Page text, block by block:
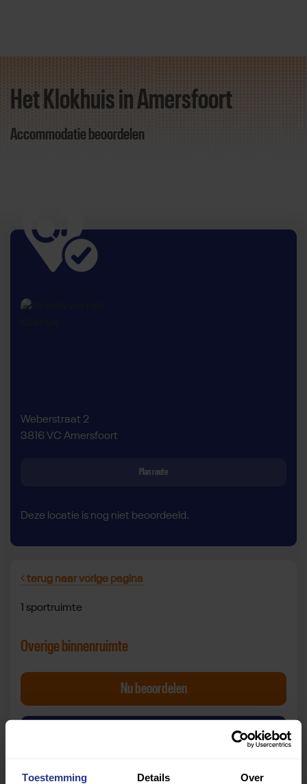
Toestemming Details Over
Direct door naar content
Het Klokhuis in Amersfoort
Accommodatie beoordelen
Weberstraat 2
3816 VC Amersfoort
Plan route
Deze locatie is nog niet beoordeeld.
terug naar vorige pagina
1 sportruimte
Overige binnenruimte
Nu Het Klokhuis Overige binnenruimte
beoordelen
van Het Klokhuis